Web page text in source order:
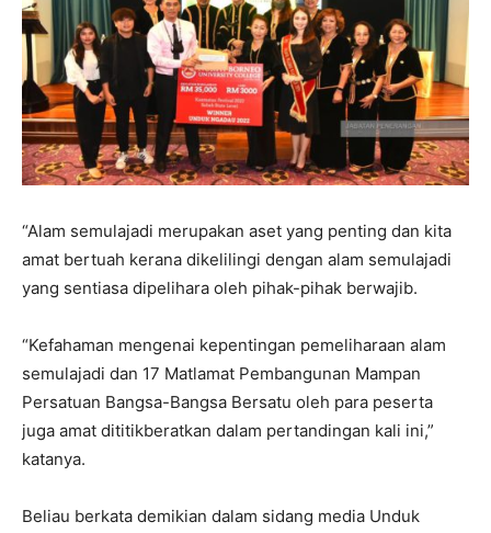
“Alam semulajadi merupakan aset yang penting dan kita
amat bertuah kerana dikelilingi dengan alam semulajadi
yang sentiasa dipelihara oleh pihak-pihak berwajib.
“Kefahaman mengenai kepentingan pemeliharaan alam
semulajadi dan 17 Matlamat Pembangunan Mampan
Persatuan Bangsa-Bangsa Bersatu oleh para peserta
juga amat dititikberatkan dalam pertandingan kali ini,”
katanya.
Beliau berkata demikian dalam sidang media Unduk